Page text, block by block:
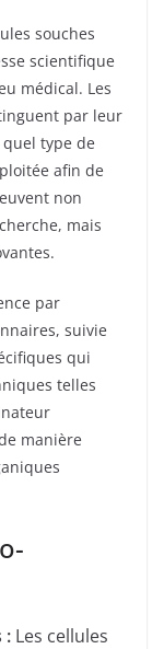
souches
scientifique
médical. Les
par leur
type de
afin de
non
mais
par
suivie
qui
telles
manière
: Les cellules